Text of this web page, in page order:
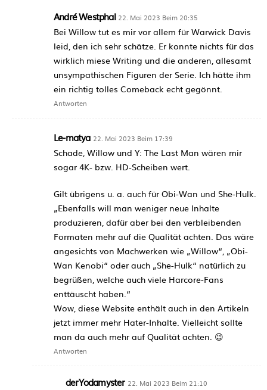
André Westphal 22. Mai 2023 Beim 20:35
Bei Willow tut es mir vor allem für Warwick Davis
leid, den ich sehr schätze. Er konnte nichts für das
wirklich miese Writing und die anderen, allesamt
unsympathischen Figuren der Serie. Ich hätte ihm
ein richtig tolles Comeback echt gegönnt.
Antworten
Le-matya 22. Mai 2023 Beim 17:39
Schade, Willow und Y: The Last Man wären mir
sogar 4K- bzw. HD-Scheiben wert.
Gilt übrigens u. a. auch für Obi-Wan und She-Hulk.
„Ebenfalls will man weniger neue Inhalte
produzieren, dafür aber bei den verbleibenden
Formaten mehr auf die Qualität achten. Das wäre
angesichts von Machwerken wie „Willow“, „Obi-
Wan Kenobi“ oder auch „She-Hulk“ natürlich zu
begrüßen, welche auch viele Harcore-Fans
enttäuscht haben.“
Wow, diese Website enthält auch in den Artikeln
jetzt immer mehr Hater-Inhalte. Vielleicht sollte
man da auch mehr auf Qualität achten. 😉
Antworten
derYodamyster 22. Mai 2023 Beim 21:10